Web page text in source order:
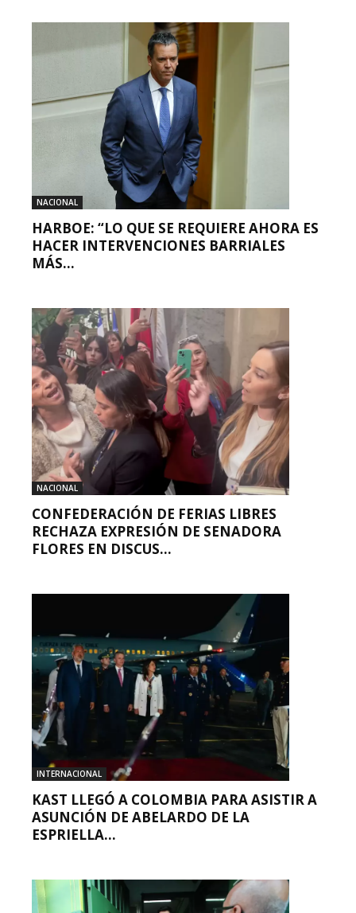
NACIONAL
HARBOE: “LO QUE SE REQUIERE AHORA ES
HACER INTERVENCIONES BARRIALES
MÁS...
NACIONAL
CONFEDERACIÓN DE FERIAS LIBRES
RECHAZA EXPRESIÓN DE SENADORA
FLORES EN DISCUS...
INTERNACIONAL
KAST LLEGÓ A COLOMBIA PARA ASISTIR A
ASUNCIÓN DE ABELARDO DE LA
ESPRIELLA...